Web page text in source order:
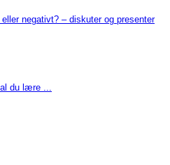
negativt? – diskuter og presenter
du lære ...